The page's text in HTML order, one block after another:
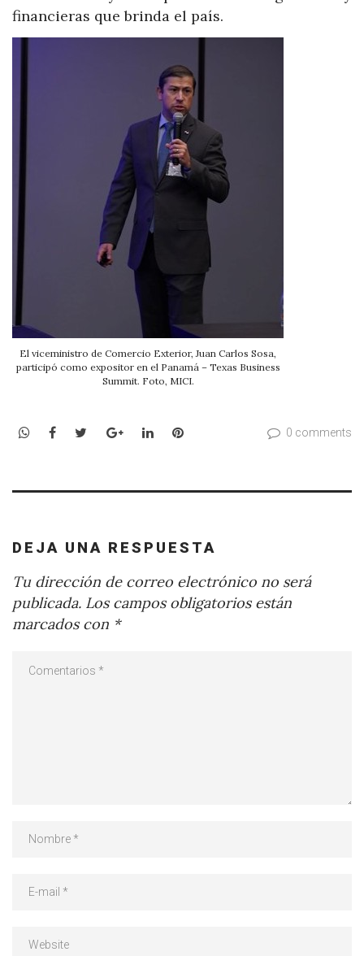
financieras que brinda el país.
El viceministro de Comercio Exterior, Juan Carlos Sosa,
participó como expositor en el Panamá – Texas Business
Summit. Foto, MICI.
WhatsApp
Facebook
TwitterGoogle+LinkedInPinterest 0 comments
DEJA UNA RESPUESTA
Tu dirección de correo electrónico no será
publicada. Los campos obligatorios están
marcados con *